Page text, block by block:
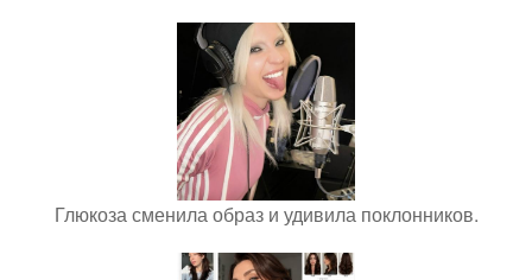
Глюкоза сменила образ и удивила поклонников.